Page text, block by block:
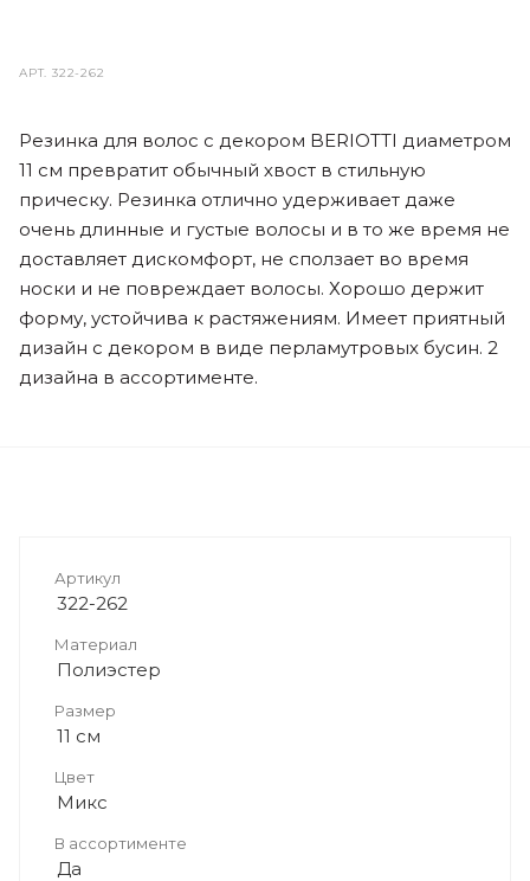
АРТ.322-262
Резинка для волос с декором BERIOTTI диаметром
11 см превратит обычный хвост в стильную
прическу. Резинка отлично удерживает даже
очень длинные и густые волосы и в то же время не
доставляет дискомфорт, не сползает во время
носки и не повреждает волосы. Хорошо держит
форму, устойчива к растяжениям. Имеет приятный
дизайн с декором в виде перламутровых бусин. 2
дизайна в ассортименте.
Артикул
322-262
Материал
Полиэстер
Размер
11 см
Цвет
Микс
В ассортименте
Да